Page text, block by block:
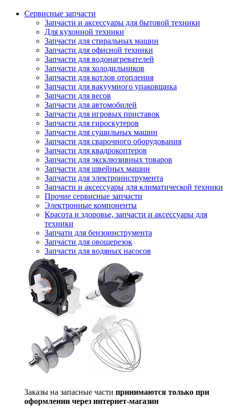
Сервисные запчасти
Запчасти и аксессуары для бытовой техники
Для кухонной техники
Запчасти для стиральных машин
Запчасти для офисной техники
Запчасти для водонагревателей
Запчасти для холодильников
Запчасти для котлов отопления
Запчасти для вакуумного упаковщика
Запчасти для весов
Запчасти для автомобилей
Запчасти для игровых приставок
Запчасти для гироскутеров
Запчасти для сушильных машин
Запчасти для сварочного оборудования
Запчасти для квадрокоптеров
Запчасти для эксклюзивных товаров
Запчасти для швейных машин
Запчасти для электроинструмента
Запчасти и аксессуары для климатической техники
Прочие сервисные запчасти
Электронные компоненты
Красота и здоровье, запчасти и аксессуары для
техники
Запчати для бензоинструмента
Запчасти для овощерезок
Запчасти для водяных насосов
Заказы на запасные части принимаются только при
оформлении через интернет-магазин